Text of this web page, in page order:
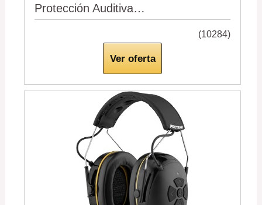
Protección Auditiva…
(10284)
Ver oferta